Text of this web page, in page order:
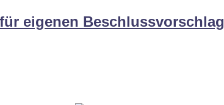
eigenen Beschlussvorschlag